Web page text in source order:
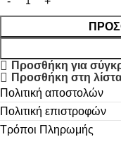
Προσθήκη για
Προσθήκη στη
Πολιτική αποστολών
Πολιτική επιστροφών
Τρόποι Πληρωμής